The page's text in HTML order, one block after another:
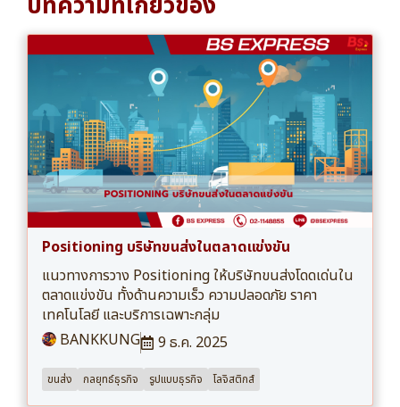
Positioning บริษัทขนส่งในตลาดแข่งขัน
แนวทางการวาง Positioning ให้บริษัทขนส่งโดดเด่นใน
ตลาดแข่งขัน ทั้งด้านความเร็ว ความปลอดภัย ราคา
เทคโนโลยี และบริการเฉพาะกลุ่ม
BANKKUNG
9 ธ.ค. 2025
ขนส่ง กลยุทธ์ธุรกิจ รูปแบบธุรกิจ โลจิสติกส์